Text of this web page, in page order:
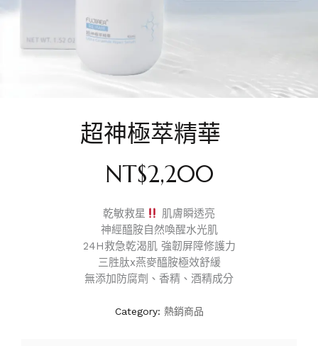
超神極萃精華
NT$2,200
乾敏救星
肌膚瞬透亮
神經醯胺自然喚醒水光肌
24H救急乾渴肌 強韌屏障修護力
三胜肽x燕麥醯胺極效舒緩
無添加防腐劑、香精、酒精成分
Category: 熱銷商品